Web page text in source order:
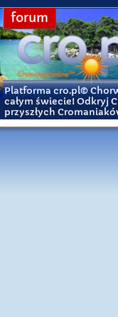
forum
Platforma cro.pl©
całym świecie! Odkryj
przyszłych